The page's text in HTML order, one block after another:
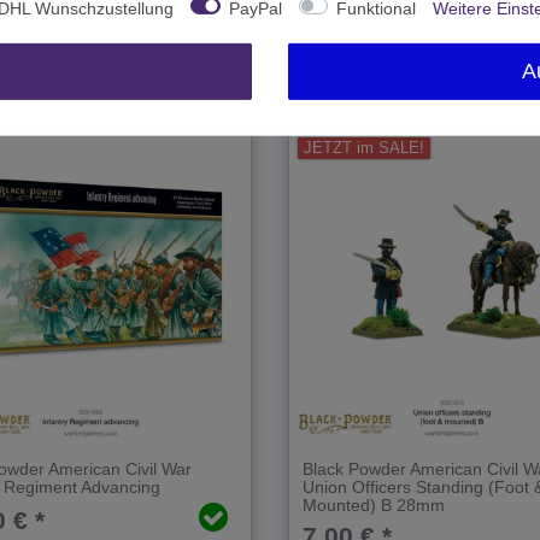
1 Stück
American Civil War
Advancing
€ *
JETZT im SALE!
Black Powder American Civil
Union Officers Standing (Foot
Mounted) B 28mm
Wunschzustellung PayPal Funktional Weitere